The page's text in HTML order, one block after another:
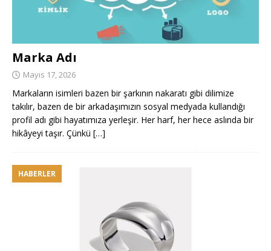
Marka Adı
Mayıs 17, 2026
Markaların isimleri bazen bir şarkının nakaratı gibi dilimize
takılır, bazen de bir arkadaşımızın sosyal medyada kullandığı
profil adı gibi hayatımıza yerleşir. Her harf, her hece aslında bir
hikâyeyi taşır. Çünkü […]
HABERLER